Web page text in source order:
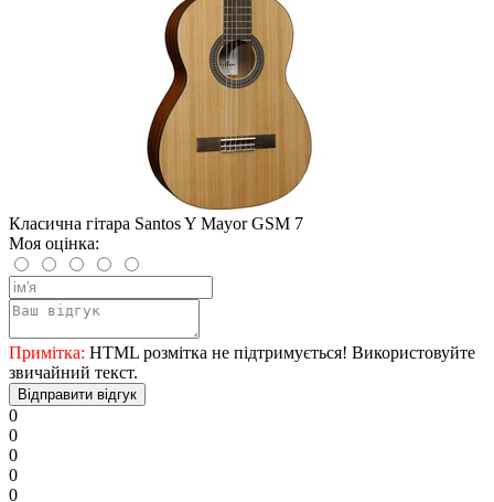
Класична гітара Santos Y Mayor GSM 7
Моя оцінка:
Примітка: HTML розмітка не підтримується! Використовуйте
звичайний текст.
Відправити відгук
0
0
0
0
0